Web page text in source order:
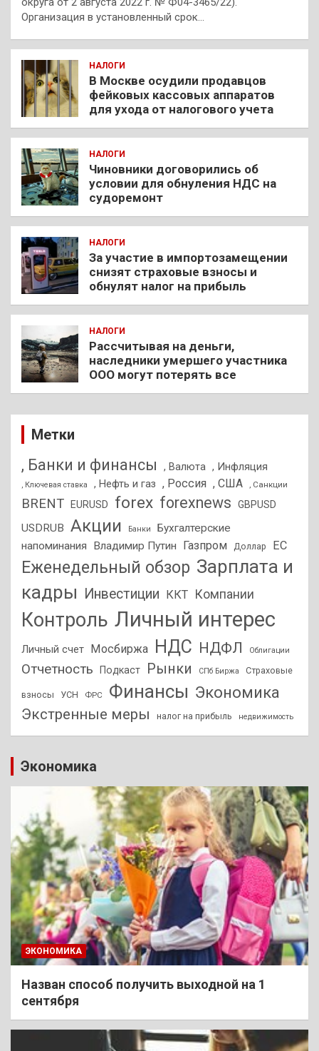
Организация в установленный срок…
НАЛОГИ
В Москве осудили продавцов
фейковых кассовых аппаратов
для ухода от налогового учета
НАЛОГИ
Чиновники договорились об
условии для обнуления НДС на
судоремонт
НАЛОГИ
За участие в импортозамещении
снизят страховые взносы и
обнулят налог на прибыль
НАЛОГИ
Рассчитывая на деньги,
наследники умершего участника
ООО могут потерять все
Метки
, Банки и финансы , Валюта , Инфляция
, Ключевая ставка , Нефть и газ , Россия , США , Санкции
BRENT EURUSD forex forexnews GBPUSD
USDRUB Акции Банки
Бухгалтерские
напоминания
Владимир Путин Газпром Доллар ЕС
Еженедельный обзор Зарплата и
кадры
Инвестиции ККТ Компании
Контроль Личный интерес
Личный счет Мосбиржа НДС НДФЛ Облигации
Отчетность Подкаст Рынки СПб Биржа Страховые
взносы УСН ФРС Финансы Экономика
Экстренные меры налог на прибыль недвижимость
Экономика
ЭКОНОМИКА
Назван способ получить выходной на 1
сентября